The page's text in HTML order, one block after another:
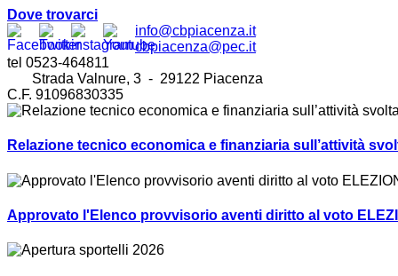
Dove trovarci
info@cbpiacenza.it
cbpiacenza@pec.it
tel 0523-464811
Strada Valnure, 3 - 29122 Piacenza
C.F. 91096830335
Relazione tecnico economica e finanziaria sull’attività
Approvato l'Elenco provvisorio aventi diritto al voto